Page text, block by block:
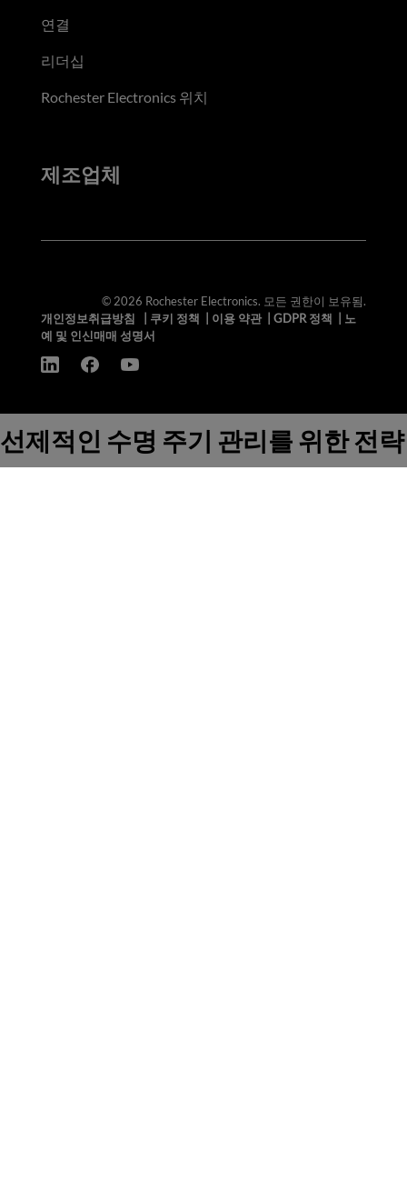
연결
리더십
Rochester Electronics 위치
제조업체
© 2026 Rochester Electronics. 모든 권한이 보유됨.
개인정보취급방침
쿠키 정책 이용 약관| GDPR 정책
노
예 및 인신매매 성명서
선제적인 수명 주기 관리를 위한 전략